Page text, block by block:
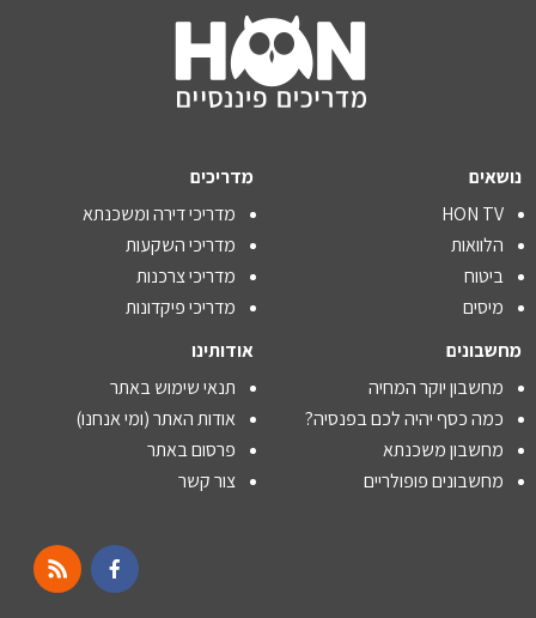
נושאים
HON TV
הלוואות
ביטוח
מיסים
מדריכים
מדריכי דירה ומשכנתא
מדריכי השקעות
מדריכי צרכנות
מדריכי פיקדונות
מחשבונים
מחשבון יוקר המחיה
כמה כסף יהיה לכם בפנסיה?
מחשבון משכנתא
מחשבונים פופולריים
אודותינו
תנאי שימוש באתר
אודות האתר (ומי אנחנו)
פרסום באתר
צור קשר